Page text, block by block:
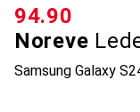
Noreve
Samsung Galaxy
CHF
94.90